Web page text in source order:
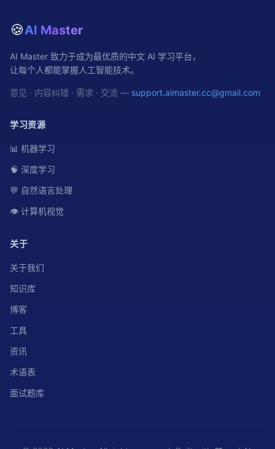
🍪AI Master
AI Master 致力于成为最优质的中文 AI 学习平台，
让每个人都能掌握人工智能技术。
意见 · 内容纠错 · 需求 · 交流 — support.aimaster.cc@gmail.com
学习资源
📊 机器学习
🧠 深度学习
💬 自然语言处理
👁️ 计算机视觉
关于
关于我们
知识库
博客
工具
资讯
术语表
面试题库